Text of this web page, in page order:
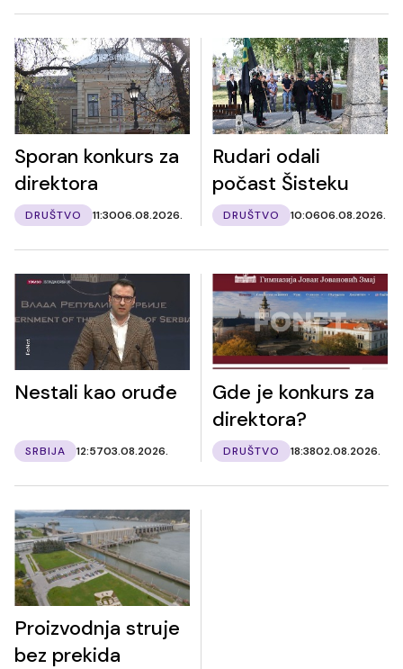
Sporan konkurs za
direktora
DRUŠTVO 11:3006.08.2026.
Rudari odali
počast Šisteku
DRUŠTVO 10:0606.08.2026.
Nestali kao oruđe
SRBIJA 12:5703.08.2026.
Gde je konkurs za
direktora?
DRUŠTVO 18:3802.08.2026.
Proizvodnja struje
bez prekida